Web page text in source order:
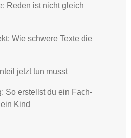
Reden ist nicht gleich
Wie schwere Texte die
jetzt tun musst
So erstellst du ein Fach-
Kind